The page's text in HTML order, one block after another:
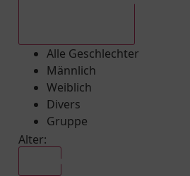
Alle Geschlechter
Männlich
Weiblich
Divers
Gruppe
Alter: